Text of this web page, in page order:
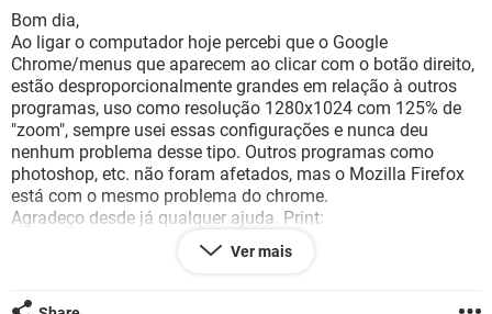
INSTAGRAM
GUIA DE COMPRAS
OUTLOOK
INSTAGRAM GMAIL
GUIA DE COMPRAS
JOGOS
CELULAR FACEBOOK
OUTLOOK EXCEL
INSTAGRAM GMAIL
GUIA DE COMPRAS
Bom dia,
Ao ligar o computador hoje percebi que o Google
Chrome/menus que aparecem ao clicar com o botão direito,
estão desproporcionalmente grandes em relação à outros
programas, uso como resolução 1280x1024 com 125% de
"zoom", sempre usei essas configurações e nunca deu
nenhum problema desse tipo. Outros programas como
photoshop, etc. não foram afetados, mas o Mozilla Firefox
está com o mesmo problema do chrome.
Agradeço desde já qualquer ajuda. Print:
Ver mais